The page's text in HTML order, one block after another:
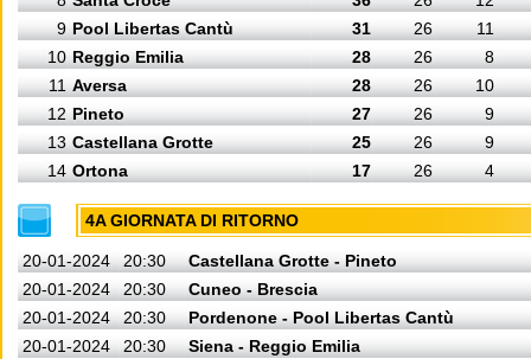
9 Pool Libertas Cantù 31 26
11
10 Reggio Emilia 28 26
8
11 Aversa 28 26
10
12 Pineto 27 26
9
13 Castellana Grotte 25 26
9
14 Ortona 17 26 4
4A GIORNATA DI RITORNO
20-01-2024 20:30
Castellana Grotte - Pineto
20-01-2024
20:30
Cuneo - Brescia
20-01-2024
20:30
Pordenone - Pool Libertas Cantù
20-01-2024
20:30
Siena - Reggio Emilia